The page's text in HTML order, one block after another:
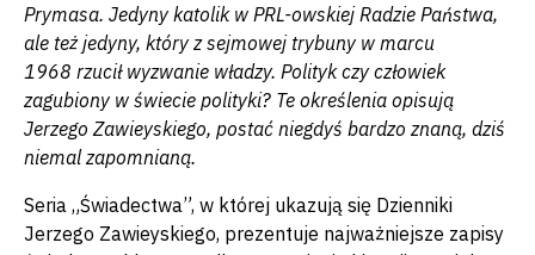
Prymasa. Jedyny katolik w PRL-owskiej Radzie Państwa,
ale też jedyny, który z sejmowej trybuny w marcu
1968 rzucił wyzwanie władzy. Polityk czy człowiek
zagubiony w świecie polityki? Te określenia opisują
Jerzego Zawieyskiego, postać niegdyś bardzo znaną, dziś
niemal zapomnianą.
Seria „Świadectwa”, w której ukazują się Dzienniki
Jerzego Zawieyskiego, prezentuje najważniejsze zapisy